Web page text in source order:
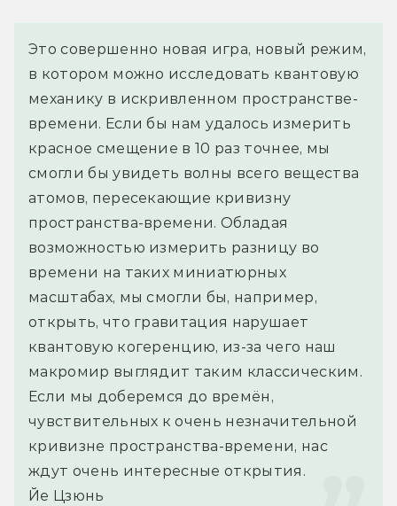
Это совершенно новая игра, новый режим,
в котором можно исследовать квантовую
механику в искривленном пространстве-
времени. Если бы нам удалось измерить
красное смещение в 10 раз точнее, мы
смогли бы увидеть волны всего вещества
атомов, пересекающие кривизну
пространства-времени. Обладая
возможностью измерить разницу во
времени на таких миниатюрных
масштабах, мы смогли бы, например,
открыть, что гравитация нарушает
квантовую когеренцию, из-за чего наш
макромир выглядит таким классическим.
Если мы доберемся до времён,
чувствительных к очень незначительной
кривизне пространства-времени, нас
ждут очень интересные открытия.
Йе Цзюнь